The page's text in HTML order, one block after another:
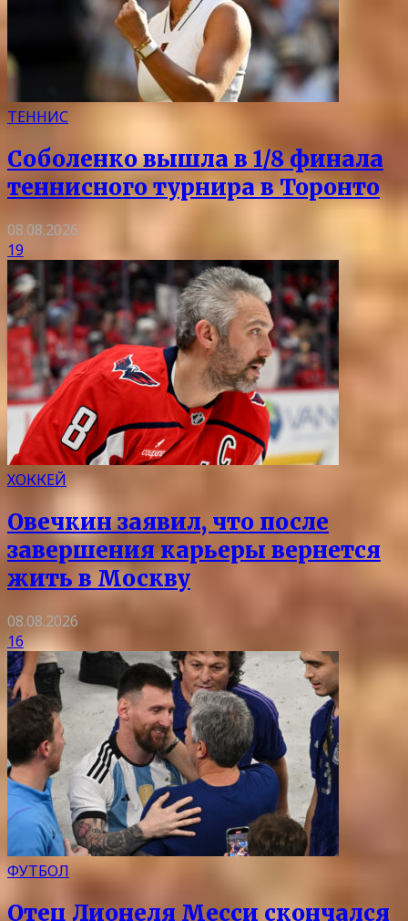
ТЕННИС
Соболенко вышла в 1/8 финала
теннисного турнира в Торонто
08.08.2026
19
ХОККЕЙ
Овечкин заявил, что после
завершения карьеры вернется
жить в Москву
08.08.2026
16
ФУТБОЛ
Отец Лионеля Месси скончался